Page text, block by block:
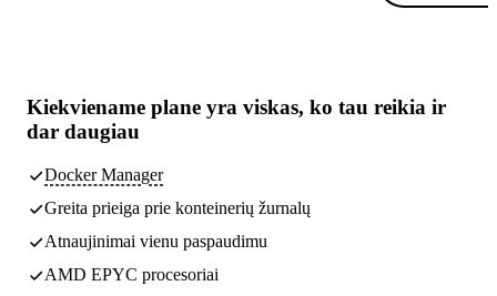
Kiekviename plane yra viskas, ko tau reikia ir
dar daugiau
Docker Manager
Greita prieiga prie konteinerių žurnalų
Atnaujinimai vienu paspaudimu
AMD EPYC procesoriai